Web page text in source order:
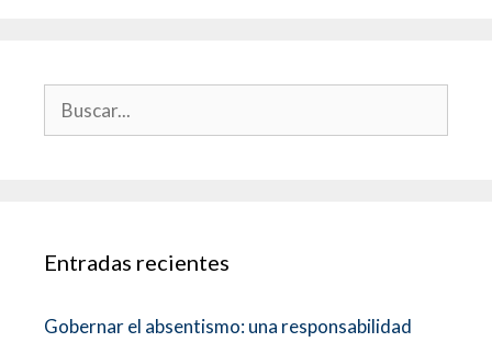
Entradas recientes
Gobernar el absentismo: una responsabilidad